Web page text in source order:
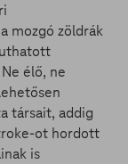
mozgó zöldrák
élő, ne
társait, addig
ot hordott
is